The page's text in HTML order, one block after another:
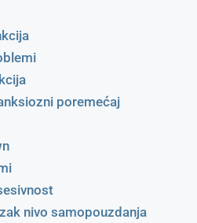
poremećaj
nivo samopouzdanja